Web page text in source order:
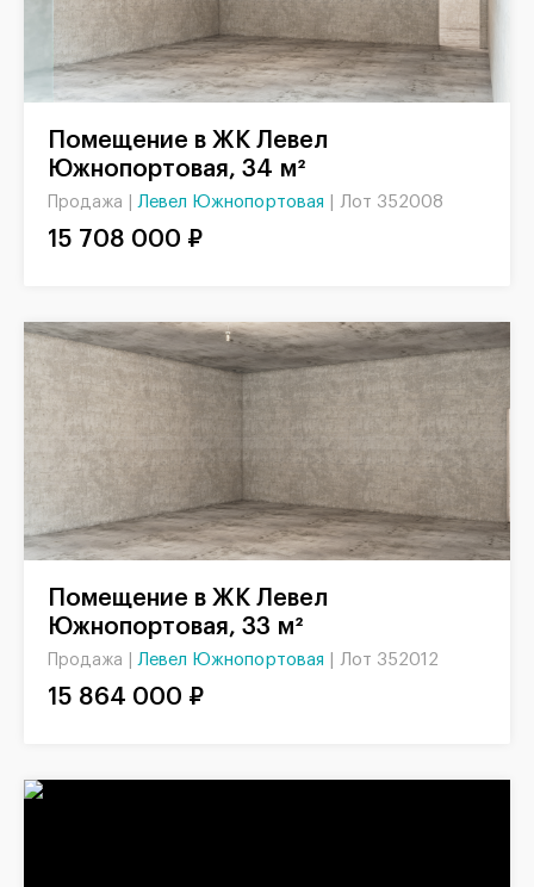
Южнопортовая, 34 м²
Продажа | Левел Южнопортовая Лот 352008
15 708 000 ₽
Южнопортовая, 33 м²
Продажа | Левел Южнопортовая Лот 352012
15 864 000 ₽